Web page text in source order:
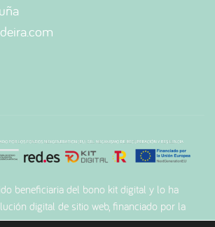
beneficiaria del bono kit digital y lo ha
digital de sitio web, financiado por la